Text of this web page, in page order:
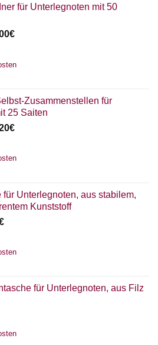
für Unterlegnoten mit 50
€
Zusammenstellen für
25 Saiten
€
für Unterlegnoten, aus stabilem,
Kunststoff
für Unterlegnoten, aus Filz